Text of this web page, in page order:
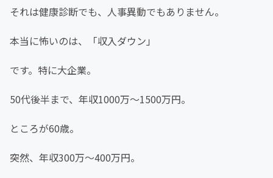
それは健康診断でも、人事異動でもありません。
本当に怖いのは、「収入ダウン」
です。特に大企業。
50代後半まで、年収1000万〜1500万円。
ところが60歳。
突然、年収300万〜400万円。